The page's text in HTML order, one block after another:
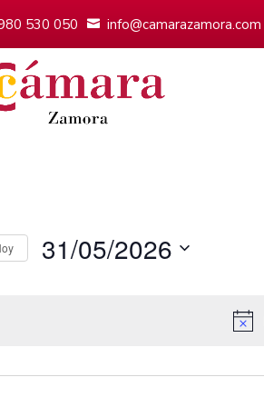
530 050 info@camarazamora.com
31/05/2026